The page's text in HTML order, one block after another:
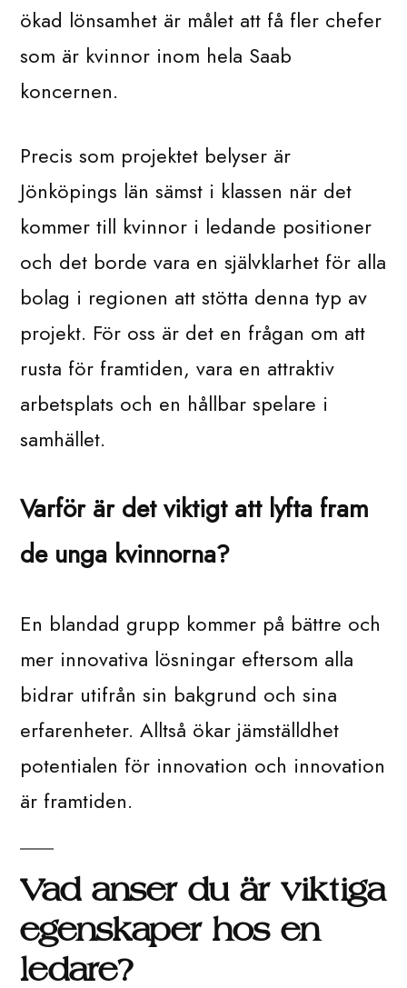
ökad lönsamhet är målet att få fler chefer
som är kvinnor inom hela Saab
koncernen.
Precis som projektet belyser är
Jönköpings län sämst i klassen när det
kommer till kvinnor i ledande positioner
och det borde vara en självklarhet för alla
bolag i regionen att stötta denna typ av
projekt. För oss är det en frågan om att
rusta för framtiden, vara en attraktiv
arbetsplats och en hållbar spelare i
samhället.
Varför är det viktigt att lyfta fram
de unga kvinnorna?
En blandad grupp kommer på bättre och
mer innovativa lösningar eftersom alla
bidrar utifrån sin bakgrund och sina
erfarenheter. Alltså ökar jämställdhet
potentialen för innovation och innovation
är framtiden.
Vad anser du är viktiga
egenskaper hos en
ledare?